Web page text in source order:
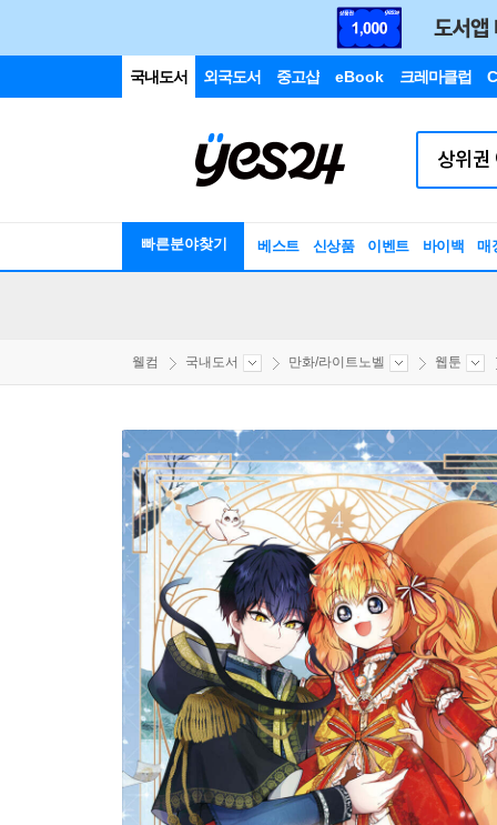
국내도서 외국도서 중고샵 eBook 크레마클럽
빠른분야찾기 베스트 신상품 이벤트 바이백 매
웰컴 국내도서 만화/라이트노벨 웹툰